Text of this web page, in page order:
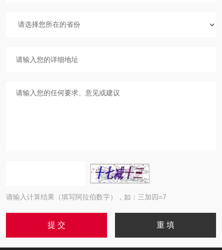
请输入计算结果（填写阿拉伯数字），如：三加四=7